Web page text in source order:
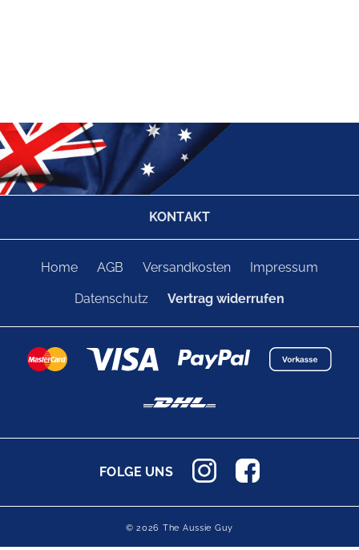
KONTAKT
Home AGB Versandkosten Impressum
Datenschutz Vertrag widerrufen
FOLGE UNS
© 2026 The Aussie Guy